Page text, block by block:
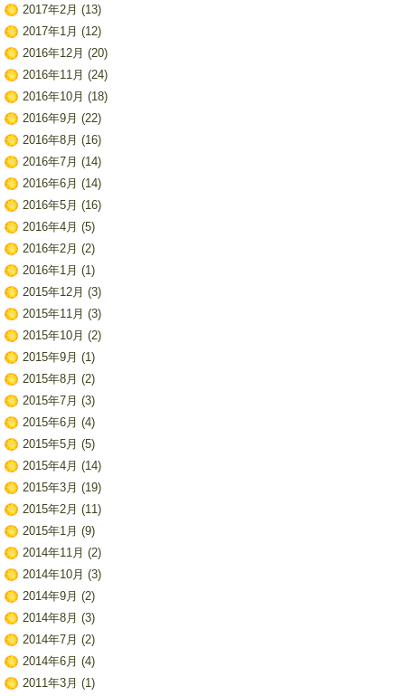
2017年2月 (13)
2017年1月 (12)
2016年12月 (20)
2016年11月 (24)
2016年10月 (18)
2016年9月 (22)
2016年8月 (16)
2016年7月 (14)
2016年6月 (14)
2016年5月 (16)
2016年4月 (5)
2016年2月 (2)
2016年1月 (1)
2015年12月 (3)
2015年11月 (3)
2015年10月 (2)
2015年9月 (1)
2015年8月 (2)
2015年7月 (3)
2015年6月 (4)
2015年5月 (5)
2015年4月 (14)
2015年3月 (19)
2015年2月 (11)
2015年1月 (9)
2014年11月 (2)
2014年10月 (3)
2014年9月 (2)
2014年8月 (3)
2014年7月 (2)
2014年6月 (4)
2011年3月 (1)